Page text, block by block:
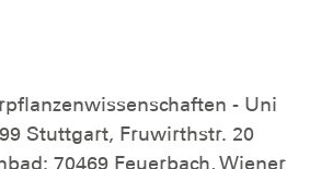
- Uni
Stuttgart, Fruwirthstr. 20
70469 Feuerbach, Wiener